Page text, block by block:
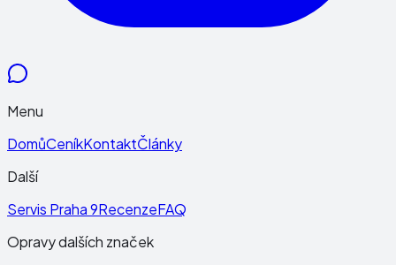
Menu
DomůCeníkKontaktČlánky
Další
Servis Praha 9RecenzeFAQ
Opravy dalších značek